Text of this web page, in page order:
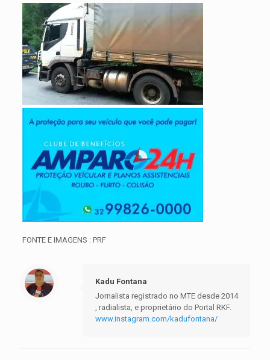
FONTE E IMAGENS : PRF
Kadu Fontana
Jornalista registrado no MTE desde 2014
, radialista, e proprietário do Portal RKF.
www.instagram.com/kadufontana/